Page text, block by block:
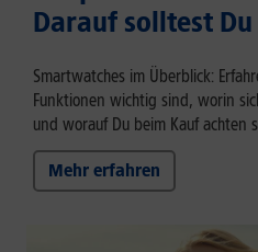
Darauf solltest
Smartwatches im Überblick:
Funktionen wichtig sind, worin
und worauf Du beim Kauf achten
Mehr erfahren